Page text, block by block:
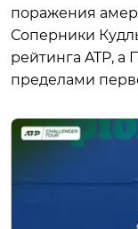
поражения
Соперники
рейтинга ATP, а
пределами